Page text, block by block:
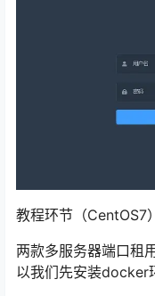
教程环节（CentOS7
两款多服务器端口租
以我们先安装docker